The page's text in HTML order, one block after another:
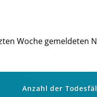
Woche ge­mel­deten
Anzahl der